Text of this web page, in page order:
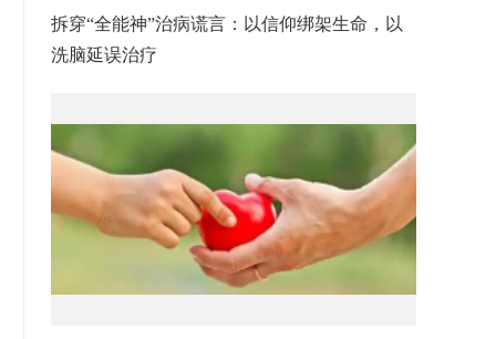
拆穿“全能神”治病谎言：以信仰绑架生命，以
洗脑延误治疗